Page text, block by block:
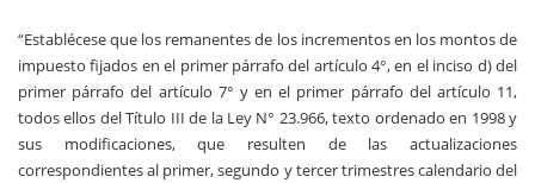
“Establécese que los remanentes de los incrementos en los montos de
impuesto fijados en el primer párrafo del artículo 4°, en el inciso d) del
primer párrafo del artículo 7° y en el primer párrafo del artículo 11,
todos ellos del Título III de la Ley N° 23.966, texto ordenado en 1998 y
sus modificaciones, que resulten de las actualizaciones
correspondientes al primer, segundo y tercer trimestres calendario del